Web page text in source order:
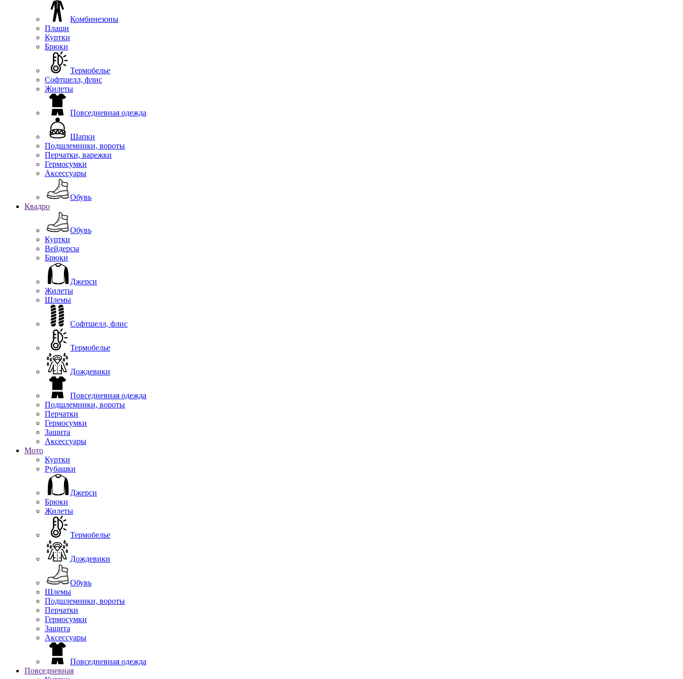
Комбинезоны
Плащи
Куртки
Брюки
Термобелье
Софтшелл, флис
Жилеты
Повседневная одежда
Шапки
Подшлемники, вороты
Перчатки, варежки
Гермосумки
Аксессуары
Обувь
Квадро
Обувь
Куртки
Вейдерсы
Брюки
Джерси
Жилеты
Шлемы
Софтшелл, флис
Термобелье
Дождевики
Повседневная одежда
Подшлемники, вороты
Перчатки
Гермосумки
Защита
Аксессуары
Мото
Куртки
Рубашки
Джерси
Брюки
Жилеты
Термобелье
Дождевики
Обувь
Шлемы
Подшлемники, вороты
Перчатки
Гермосумки
Защита
Аксессуары
Повседневная одежда
Повседневная